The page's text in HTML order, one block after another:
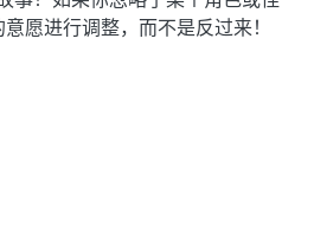
愿进行调整，而不是反过来！